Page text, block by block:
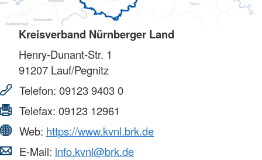
Kreisverband Nürnberger Land
Henry-Dunant-Str. 1
91207 Lauf/Pegnitz
Telefon: 09123 9403 0
Telefax: 09123 12961
Web: https://www.kvnl.brk.de
E-Mail: info.kvnl@brk.de